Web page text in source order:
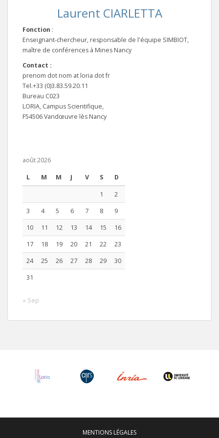
Laurent CIARLETTA
Fonction :
Enseignant-chercheur, responsable de l'équipe SIMBIOT,
maître de conférences à Mines Nancy
Contact :
prenom dot nom at loria dot fr
Tel.+33 (0)3.83.59.20.11
Bureau C023
LORIA, Campus Scientifique,
F54506 Vandœuvre lès Nancy
août 2026
L M M J V S D
1
2
3
4 5 6 7 8
9
10
11 12 13 14 15
16
17
18 19 20 21 22
23
24
25 26 27 28 29
30
31
« Sep
MENTIONS LÉGALES